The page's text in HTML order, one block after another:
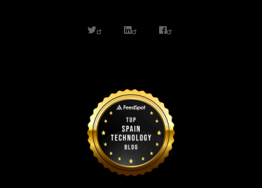
twitterlinkedinfacebook